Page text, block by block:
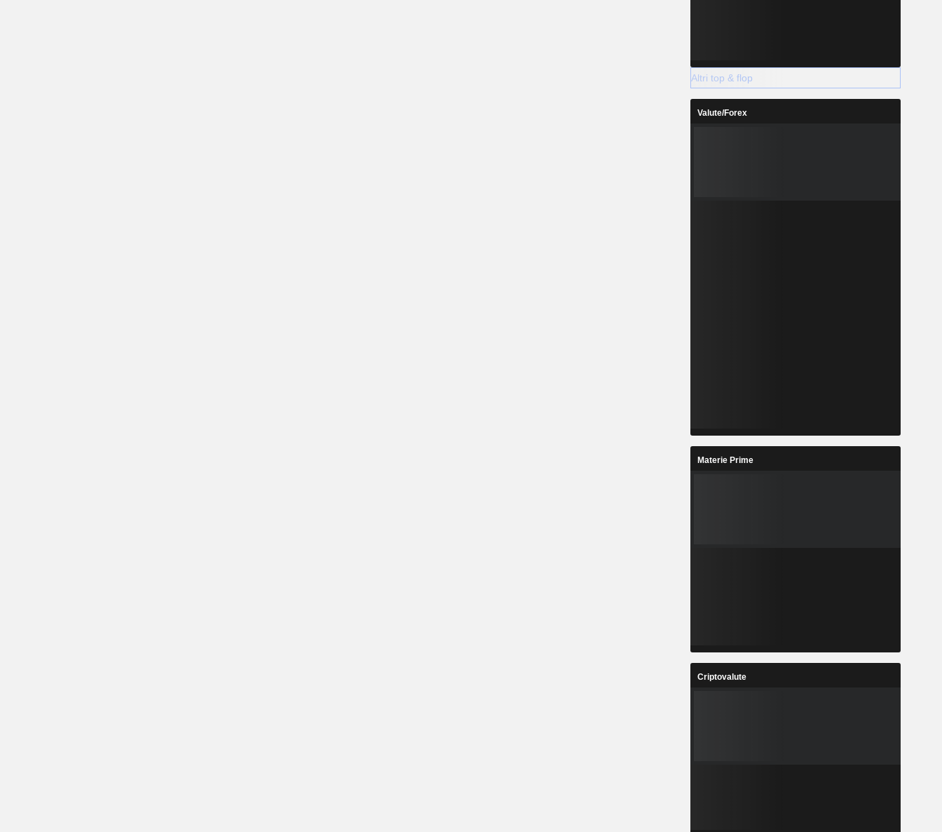
Altri top & flop
Valute/Forex
Materie Prime
Criptovalute